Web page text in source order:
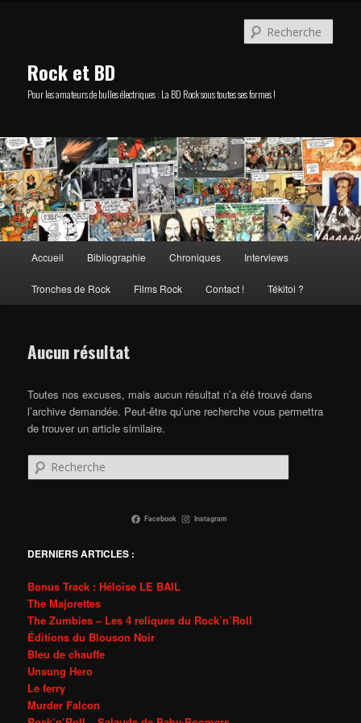
Rock et BD
Pour les amateurs de bulles électriques : La BD Rock sous toutes ses formes !
principal
Accueil Bibliographie Chroniques Interviews
Tronches de Rock Films Rock Contact ! Tékitoi ?
Aucun résultat
Toutes nos excuses, mais aucun résultat n’a été trouvé dans
l’archive demandée. Peut-être qu’une recherche vous permettra
de trouver un article similaire.
Recherche
Facebook Instagram
DERNIERS ARTICLES :
Bonus Track : Héloïse LE BAIL
The Majorettes
The Zumbies – Les 4 reliques du Rock’n’Roll
Éditions du Blouson Noir
Bleu de chauffe
Unsung Hero
Le ferry
Murder Falcon